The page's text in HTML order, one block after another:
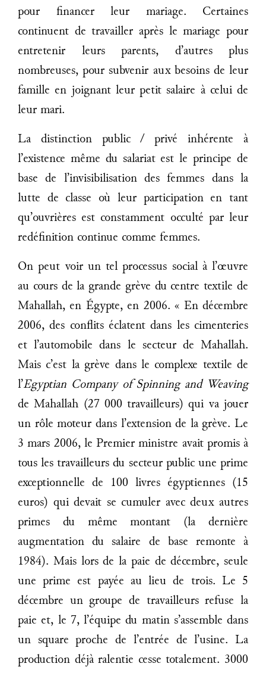
pour financer leur mariage. Certaines
continuent de travailler après le mariage pour
entretenir leurs parents, d’autres plus
nombreuses, pour subvenir aux besoins de leur
famille en joignant leur petit salaire à celui de
leur mari.
La distinction public / privé inhérente à
l’existence même du salariat est le principe de
base de l’invisibilisation des femmes dans la
lutte de classe où leur participation en tant
qu’ouvrières est constamment occulté par leur
redéfinition continue comme femmes.
On peut voir un tel processus social à l’œuvre
au cours de la grande grève du centre textile de
Mahallah, en Égypte, en 2006. « En décembre
2006, des conflits éclatent dans les cimenteries
et l’automobile dans le secteur de Mahallah.
Mais c’est la grève dans le complexe textile de
l’Egyptian Company of Spinning and Weaving
de Mahallah (27 000 travailleurs) qui va jouer
un rôle moteur dans l’extension de la grève. Le
3 mars 2006, le Premier ministre avait promis à
tous les travailleurs du secteur public une prime
exceptionnelle de 100 livres égyptiennes (15
euros) qui devait se cumuler avec deux autres
primes du même montant (la dernière
augmentation du salaire de base remonte à
1984). Mais lors de la paie de décembre, seule
une prime est payée au lieu de trois. Le 5
décembre un groupe de travailleurs refuse la
paie et, le 7, l’équipe du matin s’assemble dans
un square proche de l’entrée de l’usine. La
production déjà ralentie cesse totalement. 3000